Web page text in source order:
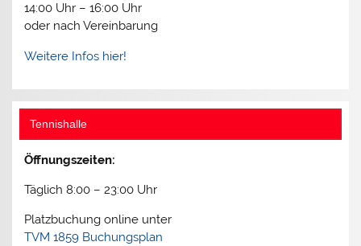
14:00 Uhr – 16:00 Uhr
oder nach Vereinbarung
Weitere Infos hier!
Tennishalle
Öffnungszeiten:
Täglich 8:00 – 23:00 Uhr
Platzbuchung online unter
TVM 1859 Buchungsplan